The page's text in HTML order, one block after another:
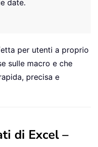
date.
per utenti a proprio
sulle macro e che
precisa e
di Excel –